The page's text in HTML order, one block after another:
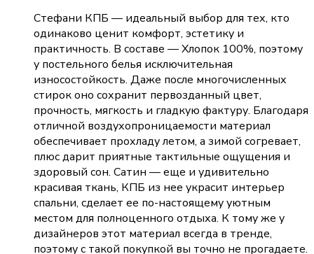
Стефани КПБ — идеальный выбор для тех, кто
одинаково ценит комфорт, эстетику и
практичность. В составе — Хлопок 100%, поэтому
у постельного белья исключительная
износостойкость. Даже после многочисленных
стирок оно сохранит первозданный цвет,
прочность, мягкость и гладкую фактуру. Благодаря
отличной воздухопроницаемости материал
обеспечивает прохладу летом, а зимой согревает,
плюс дарит приятные тактильные ощущения и
здоровый сон. Сатин — еще и удивительно
красивая ткань, КПБ из нее украсит интерьер
спальни, сделает ее по-настоящему уютным
местом для полноценного отдыха. К тому же у
дизайнеров этот материал всегда в тренде,
поэтому с такой покупкой вы точно не прогадаете.